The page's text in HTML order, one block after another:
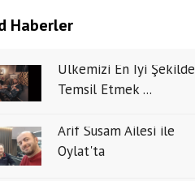
Haberler
Ülkemizi En İyi Şekilde
Temsil Etmek ...
Arif Susam Ailesi ile
Oylat'ta